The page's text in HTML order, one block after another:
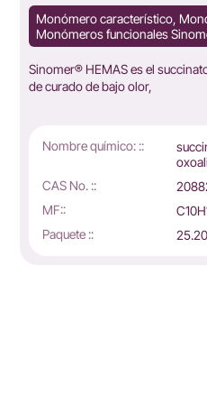
Monómero característico,
Monómeros funcionales
Sinomer® HEMAS es el
de curado de bajo olor,
Nombre químico: ::
CAS No. ::
MF::
Paquete ::